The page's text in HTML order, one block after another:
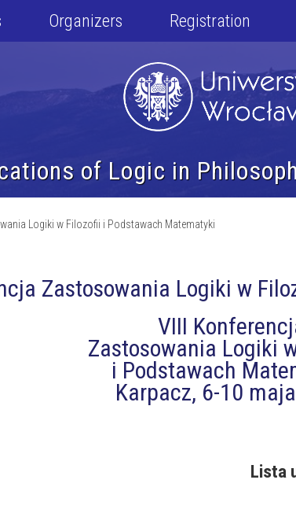
Organizers Registration
of Logic in
Logiki w Filozofii i Podstawach Matematyki
Zastosowania Logiki w
VIII
Zastosowania Logiki
i Podstawach
Karpacz, 6-10
Lista